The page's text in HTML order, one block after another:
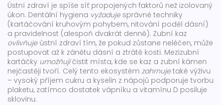
Ústní zdraví je spíše síť propojených faktorů než izolovaný
úkon. Dentální hygiena vyžaduje správné techniky
(kartáčování kruhovým pohybem, nitování podél dásní)
a pravidelnost (alespoň dvakrát denně). Zubní kaz
ovlivňuje ústní zdraví tím, že pokud zůstane neléčen, může
postupovat až k zánětu dásní a ztrátě kosti. Mezizubní
kartáčky umožňujíčistit místa, kde se kaz a zubní kámen
nejčastěji tvoří. Celý tento ekosystém zahrnuje také výživu
– vysoký příjem cukru a kyselin z nápojů podporuje tvorbu
plaketu, zatímco dostatek vápníku a vitamínu D posiluje
sklovinu.